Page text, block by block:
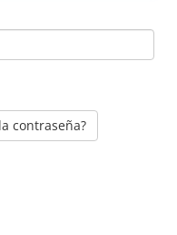
contraseña?